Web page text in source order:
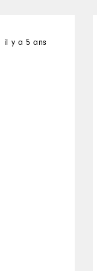
il y a 5 ans